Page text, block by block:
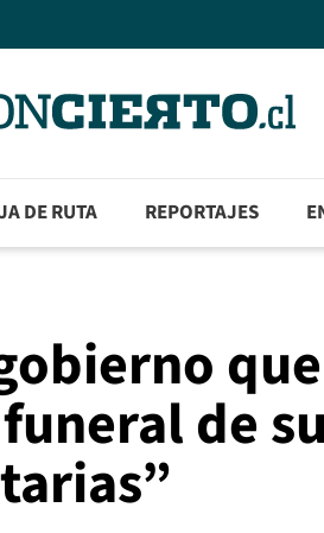
DE RUTA REPORTAJES
que
de su